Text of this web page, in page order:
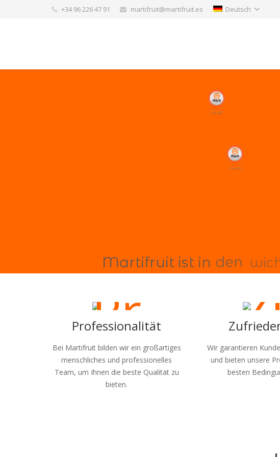
+34 96 226 47 91 martifruit@martifruit.es Deutsch
Martifruit ist in den wic
Professionalität
Bei Martifruit bilden wir ein großartiges
menschliches und professionelles
Team, um Ihnen die beste Qualität zu
bieten.
Wir garantieren
und bieten unsere
besten